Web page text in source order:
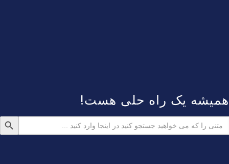
همیشه یک راه حلی هست!
جستجو
برای:
دکمه